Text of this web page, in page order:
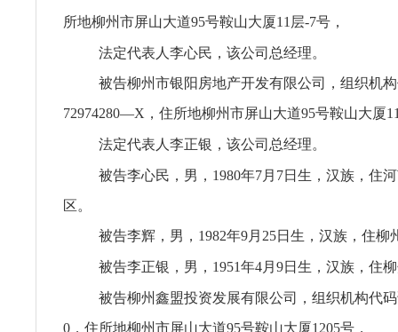
所地柳州市屏山大道95号鞍山大厦11层-7号，
法定代表人李心民，该公司总经理。
被告柳州市银阳房地产开发有限公司，组织机
72974280—X，住所地柳州市屏山大道95号鞍山大厦
法定代表人李正银，该公司总经理。
被告李心民，男，1980年7月7日生，汉族，住
区。
被告李辉，男，1982年9月25日生，汉族，住柳
被告李正银，男，1951年4月9日生，汉族，住
被告柳州鑫盟投资发展有限公司，组织机构代
0，住所地柳州市屏山大道95号鞍山大厦1205号，